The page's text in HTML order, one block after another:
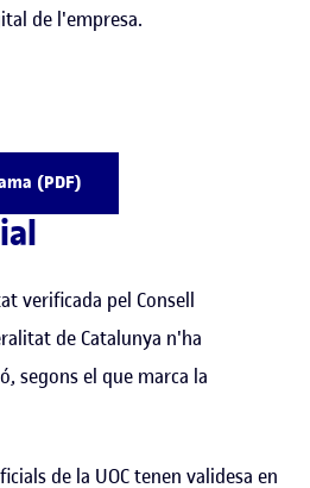
de l'empresa.
(PDF)
verificada pel Consell
de Catalunya n'ha
segons el que marca la
de la UOC tenen validesa en